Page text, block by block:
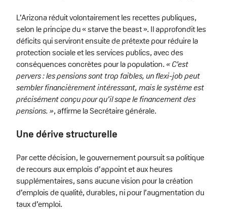
L’Arizona réduit volontairement les recettes publiques,
selon le principe du « starve the beast ». Il approfondit les
déficits qui serviront ensuite de prétexte pour réduire la
protection sociale et les services publics, avec des
conséquences concrètes pour la population.« C’est
pervers : les pensions sont trop faibles, un flexi-job peut
sembler financièrement intéressant, mais le système est
précisément conçu pour qu’il sape le financement des
pensions. », affirme la Secrétaire générale.
Une dérive structurelle
Par cette décision, le gouvernement poursuit sa politique
de recours aux emplois d’appoint et aux heures
supplémentaires, sans aucune vision pour la création
d’emplois de qualité, durables, ni pour l’augmentation du
taux d’emploi.